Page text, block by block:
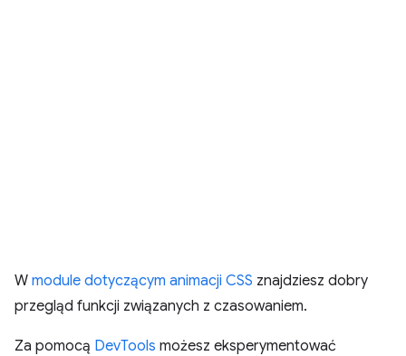
W module dotyczącym animacji CSS znajdziesz dobry
przegląd funkcji związanych z czasowaniem.
Za pomocą DevTools możesz eksperymentować